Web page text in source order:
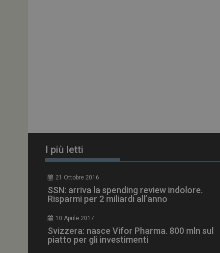
I più letti
21 Ottobre 2016
SSN: arriva la spending review indolore.
Risparmi per 2 miliardi all’anno
10 Aprile 2017
Svizzera: nasce Vifor Pharma. 800 mln sul
piatto per gli investimenti
_ga_Z2VT792F98
ironfish-tracking-